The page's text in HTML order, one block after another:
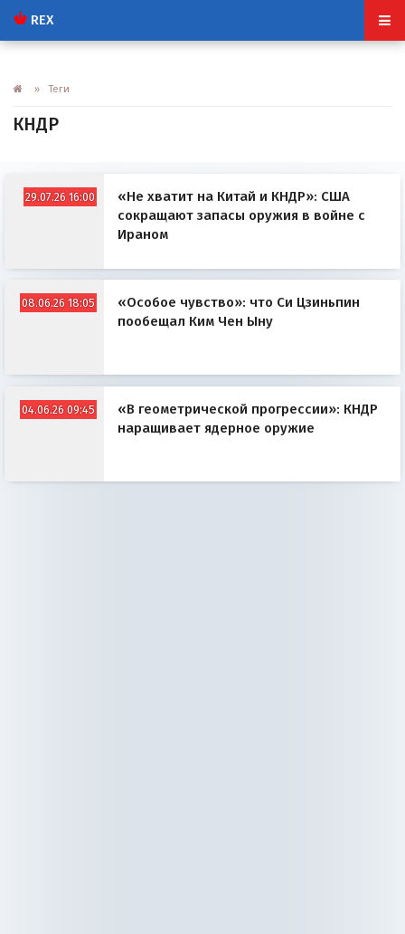
REX
» Теги
КНДР
29.07.26 16:00
«Не хватит на Китай и КНДР»: США
сокращают запасы оружия в войне с
Ираном
08.06.26 18:05
«Особое чувство»: что Си Цзиньпин
пообещал Ким Чен Ыну
04.06.26 09:45
«В геометрической прогрессии»: КНДР
наращивает ядерное оружие